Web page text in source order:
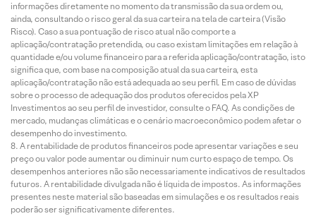
informações diretamente no momento da transmissão da sua ordem ou,
ainda, consultando o risco geral da sua carteira na tela de carteira (Visão
Risco). Caso a sua pontuação de risco atual não comporte a
aplicação/contratação pretendida, ou caso existam limitações em relação à
quantidade e/ou volume financeiro para a referida aplicação/contratação, isto
significa que, com base na composição atual da sua carteira, esta
aplicação/contratação não está adequada ao seu perfil. Em caso de dúvidas
sobre o processo de adequação dos produtos oferecidos pela XP
Investimentos ao seu perfil de investidor, consulte o FAQ. As condições de
mercado, mudanças climáticas e o cenário macroeconômico podem afetar o
desempenho do investimento.
A rentabilidade de produtos financeiros pode apresentar variações e seu
preço ou valor pode aumentar ou diminuir num curto espaço de tempo. Os
desempenhos anteriores não são necessariamente indicativos de resultados
futuros. A rentabilidade divulgada não é líquida de impostos. As informações
presentes neste material são baseadas em simulações e os resultados reais
poderão ser significativamente diferentes.